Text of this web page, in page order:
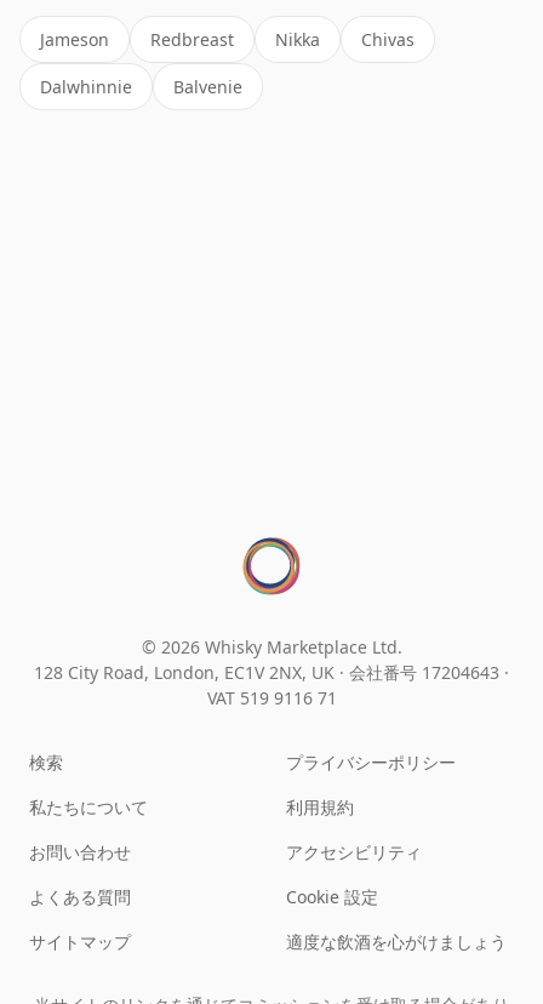
Jameson Redbreast Nikka Chivas
Dalwhinnie Balvenie
© 2026 Whisky Marketplace Ltd.
128 City Road, London, EC1V 2NX, UK · 会社番号 17204643 ·
VAT 519 9116 71
検索
私たちについて
お問い合わせ
よくある質問
サイトマップ
プライバシーポリシー
利用規約
アクセシビリティ
Cookie 設定
適度な飲酒を心がけましょう